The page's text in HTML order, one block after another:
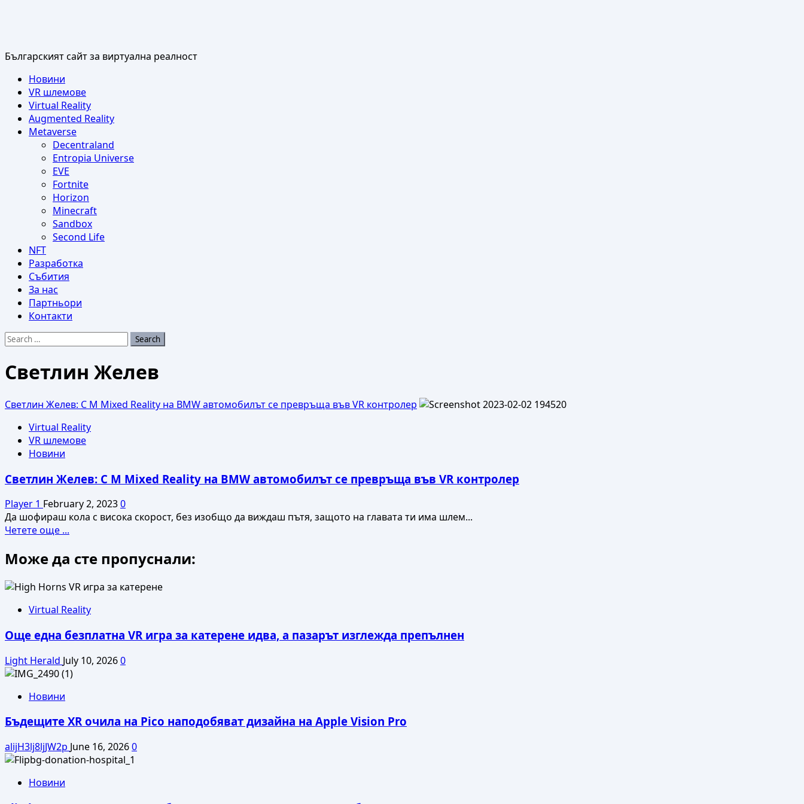
Българският сайт за виртуална реалност
Primary
Menu
Новини
VR шлемове
Virtual Reality
Augmented Reality
Metaverse
Decentraland
Entropia Universe
EVE
Fortnite
Horizon
Minecraft
Sandbox
Second Life
NFT
Разработка
Събития
За нас
Партньори
Контакти
Search
Светлин Желев
Светлин Желев: С M Mixed Reality на BMW автомобилът се превръща във VR контролер
Virtual Reality
VR шлемове
Новини
Светлин Желев: С M Mixed Reality на BMW автомобилът се превръща във VR контролер
Player 1 February 2, 20230
Да шофираш кола с висока скорост, без изобщо да виждаш пътя, защото на главата ти има шлем...
Четете още ...
about
Желев:
M
Reality
BMW
автомобилът
VR
контролер
Може да сте пропуснали:
Virtual Reality
Още една безплатна VR игра за катерене идва, а пазарът изглежда препълнен
Light Herald July 10, 20260
Новини
Бъдещите XR очила на Pico наподобяват дизайна на Apple Vision Pro
alijH3lj8ljJW2p June 16, 20260
Новини